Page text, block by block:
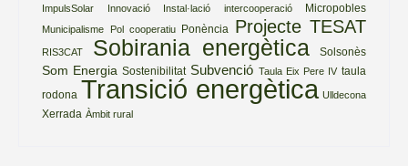
ImpulsSolar Innovació Instal·lació intercooperació Micropobles
Municipalisme Pol cooperatiu Ponència Projecte TESAT
RIS3CAT Sobirania energètica Solsonès
Som Energia Sostenibilitat Subvenció Taula Eix Pere IV taula
rodona Transició energètica Ulldecona
Xerrada Àmbit rural